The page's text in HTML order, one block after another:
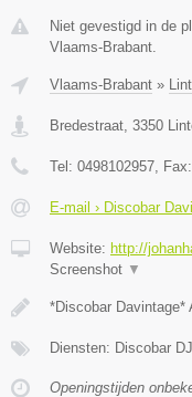
Niet gevestigd in de
Vlaams-Brabant.
Vlaams-Brabant »
Bredestraat 3350
Tel: 0498102957 , Fax:
E-mail › Discobar
Website: http://
Screenshot ▼
*Discobar
Diensten: Discobar
Openingstijden